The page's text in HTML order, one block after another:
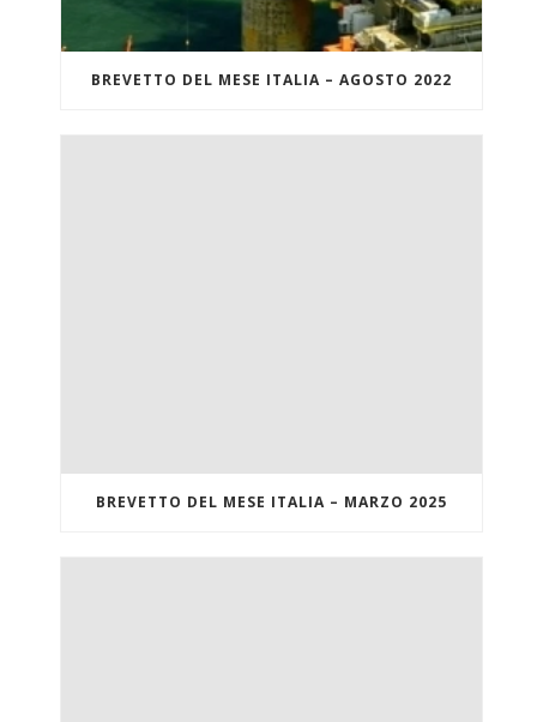
BREVETTO DEL MESE ITALIA – AGOSTO 2022
BREVETTO DEL MESE ITALIA – MARZO 2025